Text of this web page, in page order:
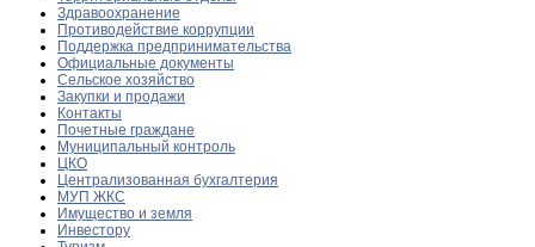
Здравоохранение
Противодействие коррупции
Поддержка предпринимательства
Официальные документы
Сельское хозяйство
Закупки и продажи
Контакты
Почетные граждане
Муниципальный контроль
ЦКО
Централизованная бухгалтерия
МУП ЖКС
Имущество и земля
Инвестору